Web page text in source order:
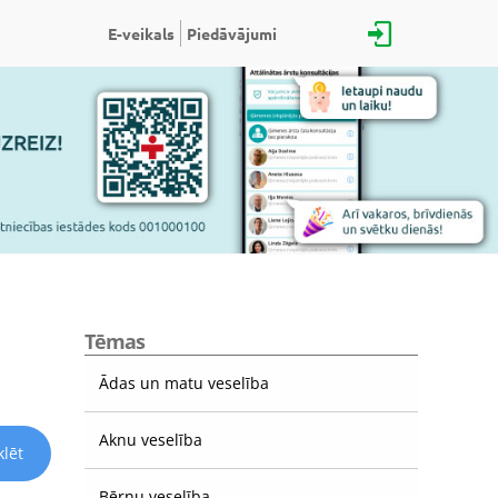
E-veikals Piedāvājumi
Tēmas
Ādas un matu veselība
Aknu veselība